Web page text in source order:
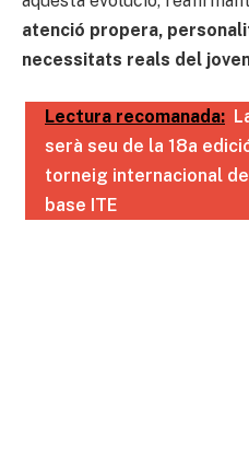
atenció propera,
necessitats reals del
Lectura recomanada:
serà seu de la 18a
torneig internacional
base ITE